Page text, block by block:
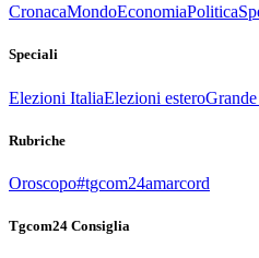
CronacaMondoEconomiaPolitica
Speciali
Elezioni ItaliaElezioni estero
Rubriche
Oroscopo#tgcom24amarcord
Tgcom24 Consiglia